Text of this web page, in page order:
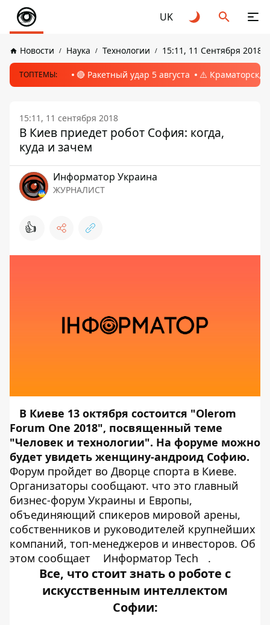
UK
Новости Наука Технологии 15:11, 11 Сентября 2018
ТОПТЕМЫ: 🔴 Ракетный удар 5 августа ⚠️ Краматорск,
15:11, 11 сентября 2018
В Киев приедет робот София: когда,
куда и зачем
Информатор Украина
ЖУРНАЛИСТ
👍
В Киеве 13 октября состоится "Olerom
Forum One 2018", посвященный теме
"Человек и технологии". На форуме можно
будет увидеть женщину-андроид Софию.
Форум пройдет во Дворце спорта в Киеве.
Организаторы сообщают. что это главный
бизнес-форум Украины и Европы,
объединяющий спикеров мировой арены,
собственников и руководителей крупнейших
компаний, топ-менеджеров и инвесторов. Об
этом сообщает
Информатор Tech .
Все, что стоит знать о роботе с
искусственным интеллектом
Софии: